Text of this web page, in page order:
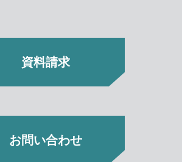
資料請求
お問い合わせ